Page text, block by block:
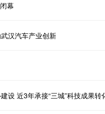
幕
汉汽车产业创新